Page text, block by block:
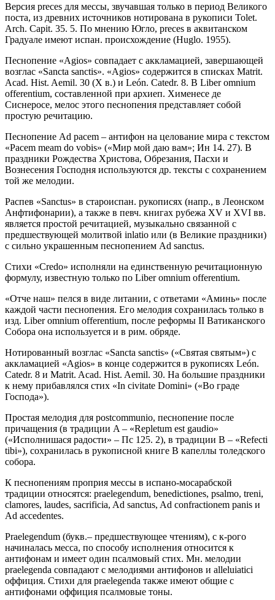
Версия preces для мессы, звучавшая только в период Великого
поста, из древних источников нотирована в рукописи Tolet.
Arch. Capit. 35. 5. По мнению Югло, preces в аквитанском
Градуале имеют испан. происхождение (Huglo. 1955).
Песнопение «Agios» совпадает с аккламацией, завершающей
возглас «Sancta sanctis». «Agios» содержится в списках Matrit.
Acad. Hist. Aemil. 30 (X в.) и León. Catedr. 8. В Liber omnium
offerentium, составленной при архиеп. Хименесе де
Сиснеросе, мелос этого песнопения представляет собой
простую речитацию.
Песнопение Ad pacem – антифон на целование мира с текстом
«Pacem meam do vobis» («Мир мой даю вам»; Ин 14. 27). В
праздники Рождества Христова, Обрезания, Пасхи и
Вознесения Господня используются др. тексты с сохранением
той же мелодии.
Распев «Sanctus» в староиспан. рукописях (напр., в Леонском
Анфтифонарии), а также в певч. книгах рубежа XV и XVI вв.
является простой речитацией, музыкально связанной с
предшествующей молитвой inlatio или (в Великие праздники)
с сильно украшенным песнопением Ad sanctus.
Стихи «Credo» исполняли на единственную речитационную
формулу, известную только по Liber omnium offerentium.
«Отче наш» пелся в виде литании, с ответами «Аминь» после
каждой части песнопения. Его мелодия сохранилась только в
изд. Liber omnium offerentium, после реформы II Ватиканского
Собора она используется и в рим. обряде.
Нотированный возглас «Sancta sanctis» («Святая святым») с
аккламацией «Agios» в конце содержится в рукописях León.
Catedr. 8 и Matrit. Acad. Hist. Aemil. 30. На большие праздники
к нему прибавлялся стих «In civitate Domini» («Во граде
Господа»).
Простая мелодия для postcommunio, песнопение после
причащения (в традиции A – «Repletum est gaudio»
(«Исполнишася радости» – Пс 125. 2), в традиции B – «Refecti
tibi»), сохранилась в рукописной книге B капеллы толедского
собора.
К песнопениям проприя мессы в иcпано-мосарабской
традиции относятся: praelegendum, benedictiones, psalmo, treni,
clamores, laudes, sacrificia, Ad sanctus, Ad confractionem panis и
Ad accedentes.
Praelegendum (букв.– предшествующее чтениям), с к-рого
начиналась месса, по способу исполнения относится к
антифонам и имеет один псалмовый стих. Мн. мелодии
praelegenda совпадают с мелодиями антифонов и alleluiatici
оффиция. Cтихи для praelegenda также имеют общие с
антифонами оффиция псалмовые тоны.